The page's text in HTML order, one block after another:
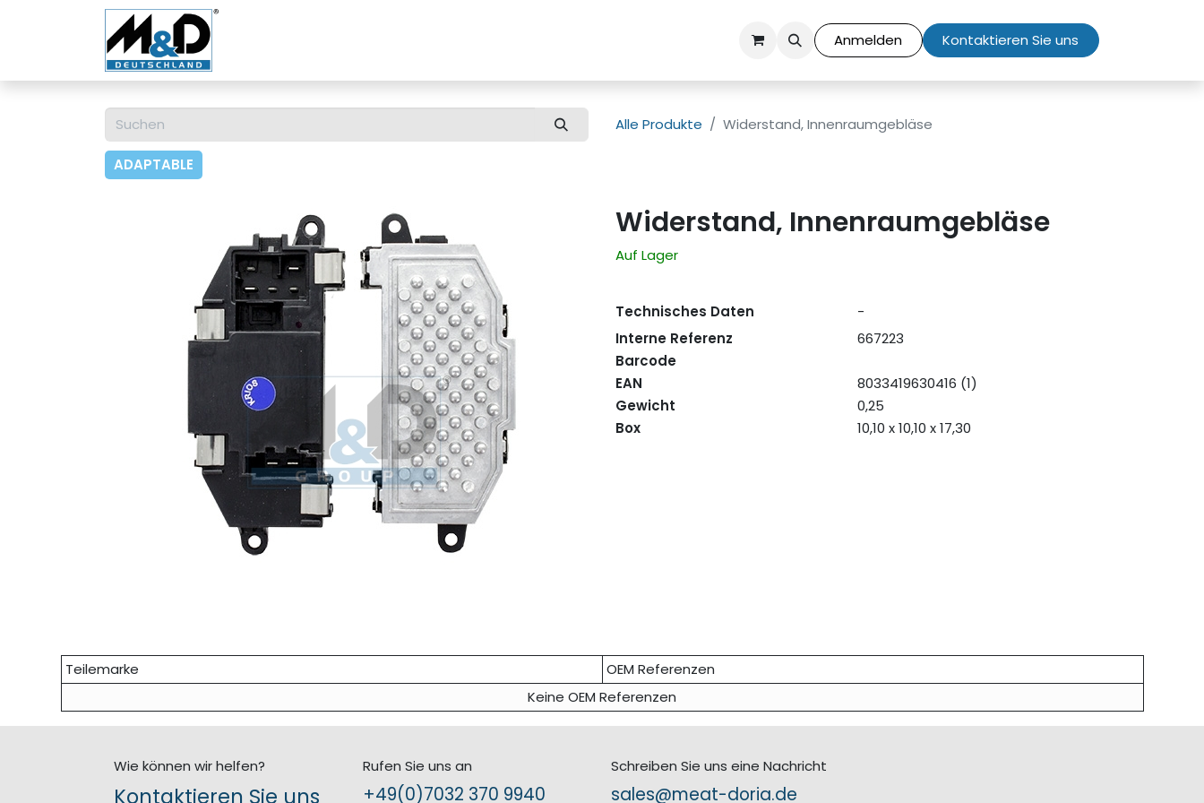
Anmelden Kontaktieren Sie uns
Alle Produkte Widerstand, Innenraumgebläse
ADAPTABLE
Widerstand, Innenraumgebläse
Auf Lager
Technisches Daten
-
Interne Referenz
667223
Barcode
EAN
8033419630416 (1)
Gewicht
0,25
Box
10,10 x 10,10 x 17,30
Teilemarke
OEM Referenzen
Keine OEM Referenzen
Wie können wir helfen?
Kontaktieren Sie uns
Rufen Sie uns an
+49(0)7​032 370 9940
Schreiben Sie uns eine Nachricht
sales@meat-doria.de